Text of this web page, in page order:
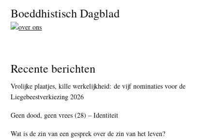
Footer
Boeddhistisch Dagblad
Recente berichten
Vrolijke plaatjes, kille werkelijkheid: de vijf nominaties voor de
Liegebeestverkiezing 2026
Geen dood, geen vrees (28) – Identiteit
Wat is de zin van een gesprek over de zin van het leven?